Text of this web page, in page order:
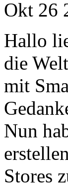
Okt 26
Hallo
die
mit
Nun
Stores